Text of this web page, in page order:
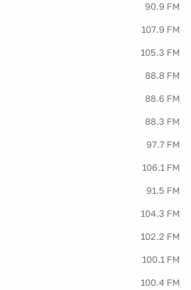
90.9 FM
107.9 FM
105.3 FM
88.8 FM
88.6 FM
88.3 FM
97.7 FM
106.1 FM
91.5 FM
104.3 FM
102.2 FM
100.1 FM
100.4 FM